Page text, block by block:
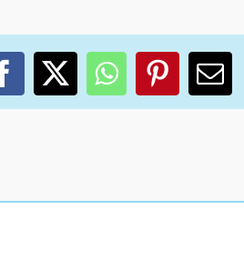
Facebook
X WhatsApp
Pinterest